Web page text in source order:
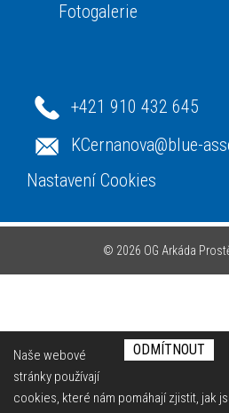
Fotogalerie
+421 910 432 645
KCernanova@blue-
Nastavení Cookies
© 2026 OG Arkáda
ODMÍTNOUT
Naše webové
stránky používají
cookies, které nám pomáhají zjistit, jak